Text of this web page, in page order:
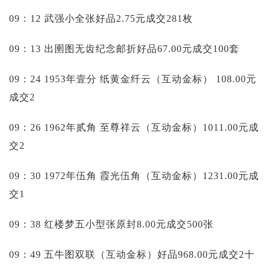
09：12 武强小全张好品2.75元成交281枚
09：13 出圉图无齿纪念邮折好品67.00元成交100套
09：24 1953年壹分 纸黄金纤云（互动金标）
108.00元
成交2
09：26 1962年贰角 至尊祥云（互动金标）1011.00元成
交2
09：30 1972年伍角 霞光伍角（互动金标）1231.00元成
交1
09：38 红楼梦五小型张原封8.00元成交500张
09：49 五牛图双联（互动金标）好品968.00元成交2十